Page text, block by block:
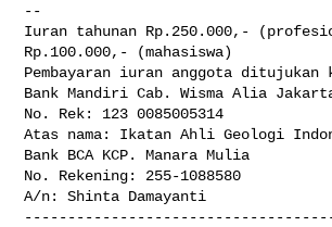
--
Iuran tahunan Rp.250.000,-
Rp.100.000,- (mahasiswa)
Pembayaran iuran anggota ditujukan
Bank Mandiri Cab. Wisma Alia
No. Rek: 123 0085005314
Atas nama: Ikatan Ahli Geologi
Bank BCA KCP. Manara Mulia
No. Rekening: 255-1088580
A/n: Shinta Damayanti